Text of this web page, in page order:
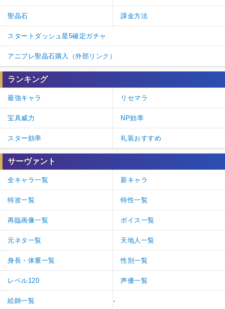
聖晶石 課金方法
スタートダッシュ星5確定ガチャ
アニプレ聖晶石購入（外部リンク）
ランキング
最強キャラ リセマラ
宝具威力 NP効率
スター効率 礼装おすすめ
サーヴァント
全キャラ一覧 新キャラ
特攻一覧 特性一覧
再臨画像一覧 ボイス一覧
元ネタ一覧 天地人一覧
身長・体重一覧 性別一覧
レベル120 声優一覧
絵師一覧 -